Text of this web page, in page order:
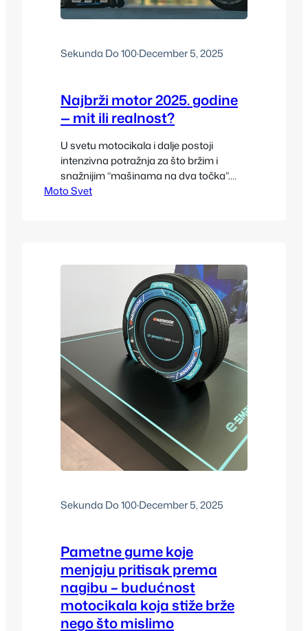
Sekunda Do 100·December 5, 2025
Najbrži motor 2025. godine
— mit ili realnost?
U svetu motocikala i dalje postoji
intenzivna potražnja za što bržim i
snažnijim “mašinama na dva točka”.
Ipak, tvrdnja da postoji jedinstveni
podacima iz 2025, jedan model se
najčešće izdvaja kao najbrži u…
Moto Svet
Sekunda Do 100·December 5, 2025
Pametne gume koje
menjaju pritisak prema
nagibu – budućnost
motocikala koja stiže brže
nego što mislimo